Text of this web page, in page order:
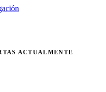
ACTUALMENTE